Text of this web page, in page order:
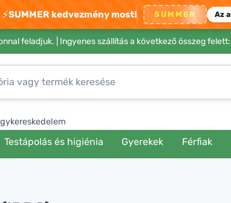
⚡SUMMER kedvezmény most! SUMMER Az
feladjuk. | Ingyenes szállítás a következő összeg
Testápolás és higiénia Gyerekek Férfiak